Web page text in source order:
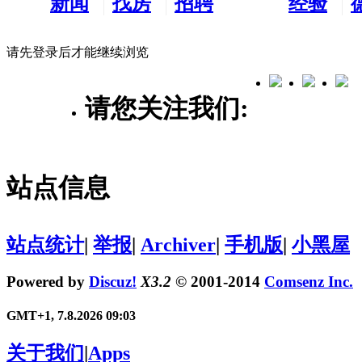
请先登录后才能继续浏览
请您关注我们:
站点信息
站点统计| 举报| Archiver| 手机版| 小黑屋
Powered by Discuz! X3.2 © 2001-2014 Comsenz Inc.
GMT+1, 7.8.2026 09:03
关于我们|Apps